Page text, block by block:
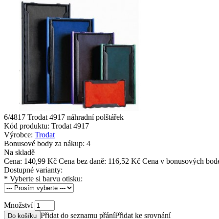
6/4817 Trodat 4917 náhradní polštářek
Kód produktu: Trodat 4917
Výrobce: Trodat
Bonusové body za nákup: 4
Na skladě
Cena: 140,99 Kč Cena bez daně: 116,52 Kč Cena v bonusových
Dostupné varianty:
* Vyberte si barvu otisku:
Množství
Do košíku Přidat do seznamu přáníPřidat ke srovnání